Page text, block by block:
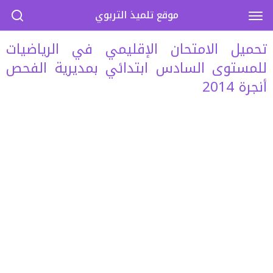
تحميل الامتحان الإقليمي في الرياضيات
للمستوى السادس ابتدائي بمديرية الفحص
أنجرة 2014
موقع تلميذ التربوي